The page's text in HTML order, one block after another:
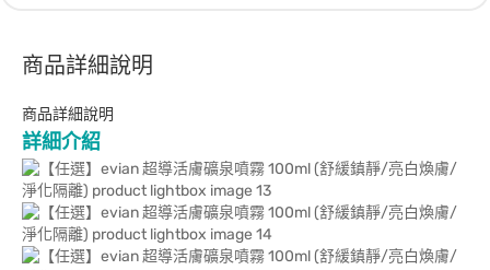
商品詳細說明
商品詳細說明
詳細介紹